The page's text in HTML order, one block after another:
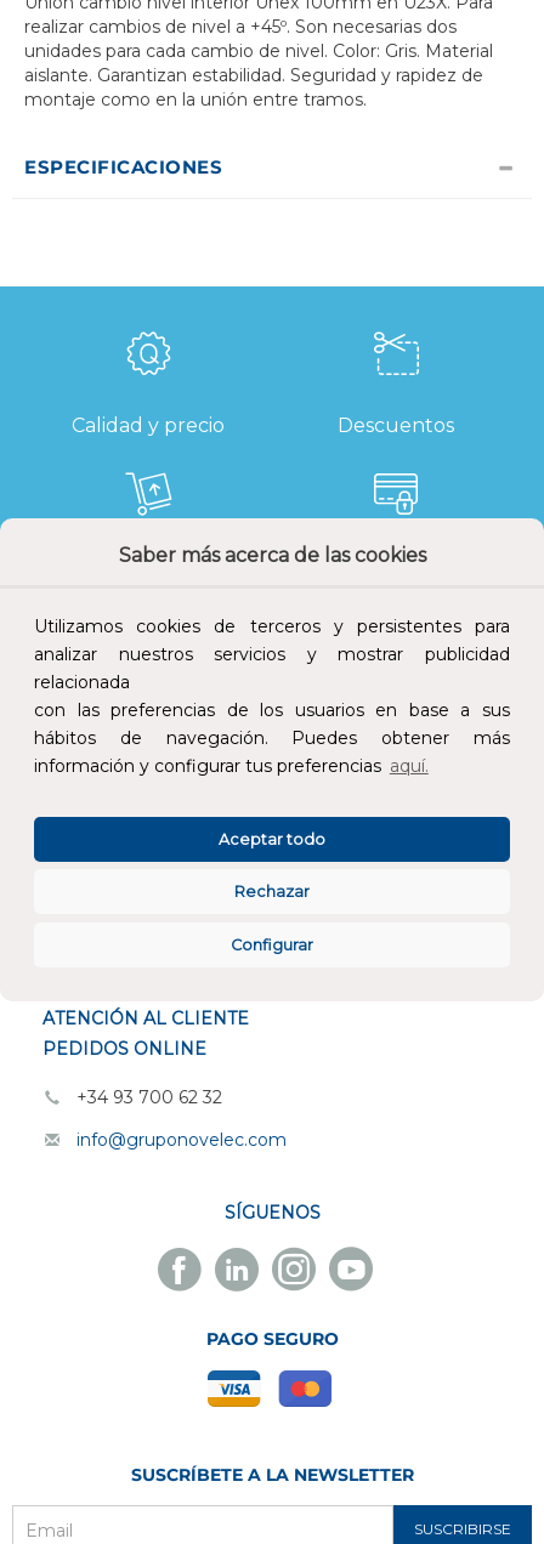
Saber más acerca de las cookies
Utilizamos cookies de terceros y persistentes para
analizar nuestros servicios y mostrar publicidad
relacionada
con las preferencias de los usuarios en base a sus
hábitos de navegación. Puedes obtener más
información y configurar tus preferencias aquí.
Configurar
Rechazar
Aceptar todo
realizar cambios de nivel a +45º. Son necesarias dos
unidades para cada cambio de nivel. Color: Gris. Material
aislante. Garantizan estabilidad. Seguridad y rapidez de
montaje como en la unión entre tramos.
ESPECIFICACIONES
Calidad y precio Descuentos
Devoluciones Pago seguro
Atención al cliente
ATENCIÓN AL CLIENTE
PEDIDOS ONLINE
+34 93 700 62 32
info@gruponovelec.com
SÍGUENOS
Facebook
Novelec
Linkedin
Novelec
Instagram
Novelec
Youtube
Novelec
PAGO SEGURO
SUSCRÍBETE A LA NEWSLETTER
SUSCRIBIRSE